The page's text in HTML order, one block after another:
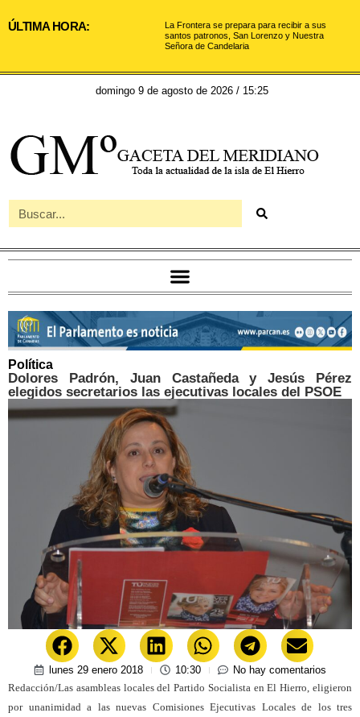
ÚLTIMA HORA:
La Frontera se prepara para recibir a sus
santos patronos, San Lorenzo y Nuestra
Señora de Candelaria
domingo 9 de agosto de 2026 / 15:25
Política
Dolores Padrón, Juan Castañeda y Jesús Pérez
elegidos secretarios las ejecutivas locales del PSOE
lunes 29 enero 2018 10:30
No hay comentarios
Redacción/Las asambleas locales del Partido Socialista en El Hierro, eligieron
por unanimidad a las nuevas Comisiones Ejecutivas Locales de los tres